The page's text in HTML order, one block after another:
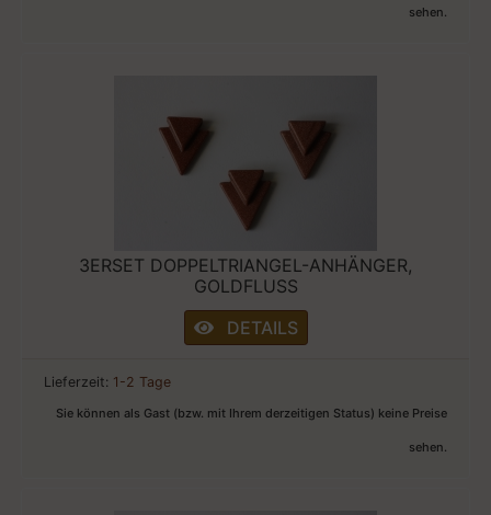
sehen.
3ERSET DOPPELTRIANGEL-ANHÄNGER,
GOLDFLUSS
DETAILS
Lieferzeit: 1-2 Tage
Sie können als Gast (bzw. mit Ihrem derzeitigen Status) keine Preise
sehen.